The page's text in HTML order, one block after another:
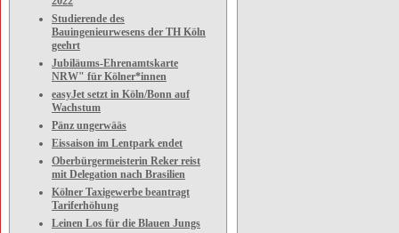
Studierende des
Bauingenieurwesens der TH Köln
geehrt
Jubiläums-Ehrenamtskarte
NRW" für Kölner*innen
easyJet setzt in Köln/Bonn auf
Wachstum
Pänz ungerwääs
Eissaison im Lentpark endet
Oberbürgermeisterin Reker reist
mit Delegation nach Brasilien
Kölner Taxigewerbe beantragt
Tariferhöhung
Leinen Los für die Blauen Jungs